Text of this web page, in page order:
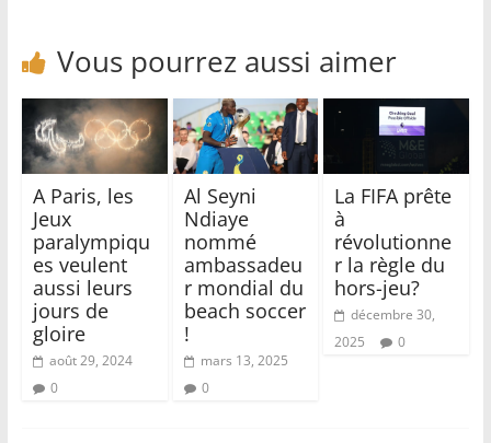
Vous pourrez aussi aimer
A Paris, les
Jeux
paralympiqu
es veulent
aussi leurs
jours de
gloire
août 29, 2024
0
Al Seyni
Ndiaye
nommé
ambassadeu
r mondial du
beach soccer
!
mars 13, 2025
0
La FIFA prête
à
révolutionne
r la règle du
hors-jeu?
décembre 30,
2025
0